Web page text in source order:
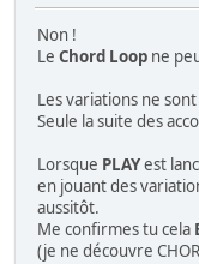
Non !
Le Chord Loop ne
Les variations ne
Seule la suite des
Lorsque PLAYest
en jouant des
aussitôt.
Me confirmes tu cela
(je ne découvre